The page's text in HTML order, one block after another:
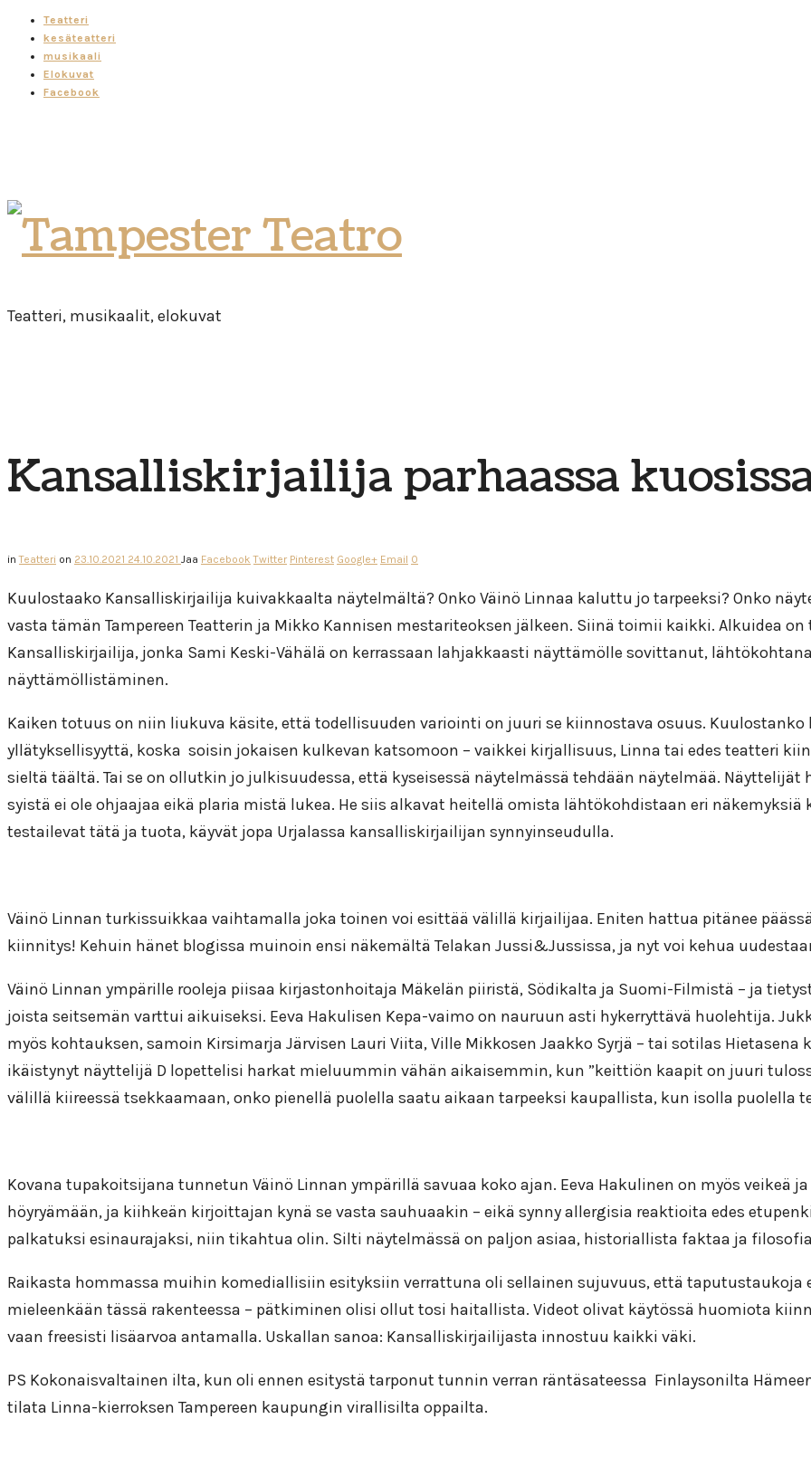
Teatteri
kesäteatteri
musikaali
Elokuvat
Facebook
Tampester
Teatro
Teatteri, musikaalit, elokuvat
Kansalliskirjailija parhaassa
inTeatteri on 23.10.2021 24.10.2021 Jaa Facebook Twitter Pinterest Google+ Email 0
Kuulostaako Kansalliskirjailija kuivakkaalta näytelmältä? Onko Väinö Linnaa kaluttu jo tarpeeksi? Onko
vasta tämän Tampereen Teatterin ja Mikko Kannisen mestariteoksen jälkeen. Siinä toimii kaikki. Alkuidea
Kansalliskirjailija, jonka Sami Keski-Vähälä on kerrassaan lahjakkaasti näyttämölle sovittanut,
näyttämöllistäminen.
Kaiken totuus on niin liukuva käsite, että todellisuuden variointi on juuri se kiinnostava osuus.
yllätyksellisyyttä, koska soisin jokaisen kulkevan katsomoon – vaikkei kirjallisuus, Linna tai edes teatteri
sieltä täältä. Tai se on ollutkin jo julkisuudessa, että kyseisessä näytelmässä tehdään näytelmää.
syistä ei ole ohjaajaa eikä plaria mistä lukea. He siis alkavat heitellä omista lähtökohdistaan eri
testailevat tätä ja tuota, käyvät jopa Urjalassa kansalliskirjailijan synnyinseudulla.
Väinö Linnan turkissuikkaa vaihtamalla joka toinen voi esittää välillä kirjailijaa. Eniten hattua pitänee
kiinnitys! Kehuin hänet blogissa muinoin ensi näkemältä Telakan Jussi&Jussissa, ja nyt voi kehua
Väinö Linnan ympärille rooleja piisaa kirjastonhoitaja Mäkelän piiristä, Södikalta ja Suomi-Filmistä – ja
joista seitsemän varttui aikuiseksi. Eeva Hakulisen Kepa-vaimo on nauruun asti hykerryttävä huolehtija.
myös kohtauksen, samoin Kirsimarja Järvisen Lauri Viita, Ville Mikkosen Jaakko Syrjä – tai sotilas
ikäistynyt näyttelijä D lopettelisi harkat mieluummin vähän aikaisemmin, kun ”keittiön kaapit on juuri
välillä kiireessä tsekkaamaan, onko pienellä puolella saatu aikaan tarpeeksi kaupallista, kun isolla puolella
Kovana tupakoitsijana tunnetun Väinö Linnan ympärillä savuaa koko ajan. Eeva Hakulinen on myös veikeä
höyryämään, ja kiihkeän kirjoittajan kynä se vasta sauhuaakin – eikä synny allergisia reaktioita edes
palkatuksi esinaurajaksi, niin tikahtua olin. Silti näytelmässä on paljon asiaa, historiallista faktaa ja
Raikasta hommassa muihin komediallisiin esityksiin verrattuna oli sellainen sujuvuus, että
mieleenkään tässä rakenteessa – pätkiminen olisi ollut tosi haitallista. Videot olivat käytössä huomiota
vaan freesisti lisäarvoa antamalla. Uskallan sanoa: Kansalliskirjailijasta innostuu kaikki väki.
PS Kokonaisvaltainen ilta, kun oli ennen esitystä tarponut tunnin verran räntäsateessa Finlaysonilta
tilata Linna-kierroksen Tampereen kaupungin virallisilta oppailta.